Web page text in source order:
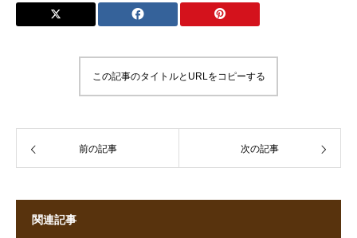
この記事のタイトルとURLをコピーする
前の記事 次の記事
関連記事